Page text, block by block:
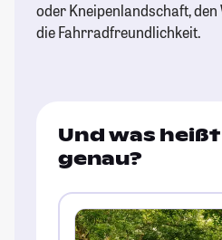
oder Kneipenlandschaft,
die Fahrradfreundlichkeit.
Und was
genau?